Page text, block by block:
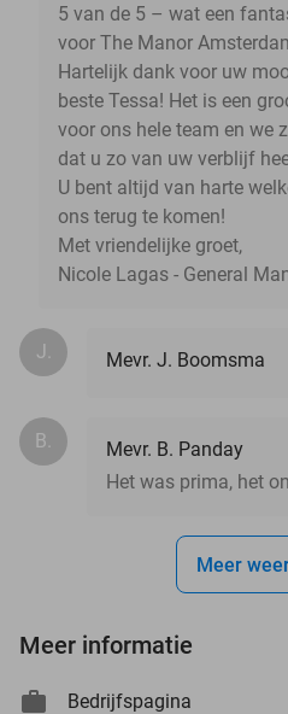
5 van de 5 – wat een
voor The Manor
Hartelijk dank voor uw
beste Tessa! Het is een
voor ons hele team en we
dat u zo van uw verblijf
U bent altijd van harte
ons terug te komen!
Met vriendelijke groet,
Nicole Lagas - General
J. Mevr. J. Boomsma
B.
Mevr. B. Panday
Het was prima, het
Meer
Meer informatie
Bedrijfspagina